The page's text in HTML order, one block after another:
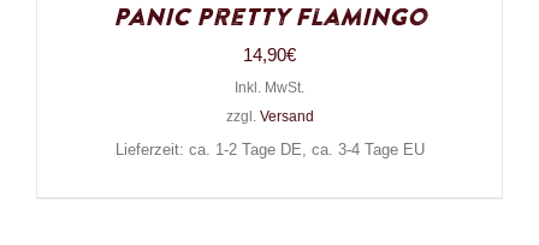
Panic Pretty Flamingo
14,90€
Inkl. MwSt.
zzgl. Versand
Lieferzeit: ca. 1-2 Tage DE, ca. 3-4 Tage EU